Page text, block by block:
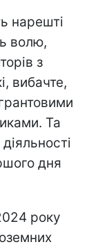
нарешті
волю,
з
вибачте,
Та
дня
року